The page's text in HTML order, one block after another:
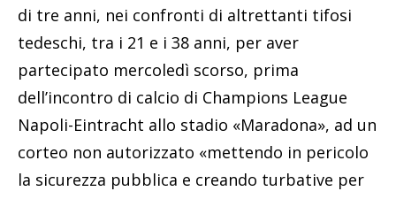
di tre anni, nei confronti di altrettanti tifosi
tedeschi, tra i 21 e i 38 anni, per aver
partecipato mercoledì scorso, prima
dell’incontro di calcio di Champions League
Napoli-Eintracht allo stadio «Maradona», ad un
corteo non autorizzato «mettendo in pericolo
la sicurezza pubblica e creando turbative per